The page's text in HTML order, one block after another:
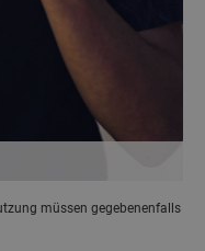
müssen gegebenenfalls